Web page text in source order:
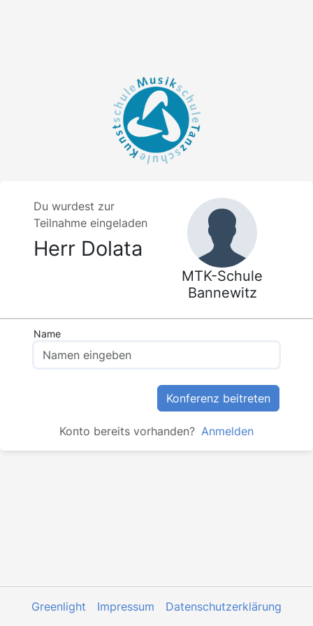
Du wurdest zur
Teilnahme eingeladen
Herr Dolata
MTK-Schule
Bannewitz
Name
Konferenz beitreten
Konto bereits vorhanden? Anmelden
Greenlight Impressum Datenschutzerklärung